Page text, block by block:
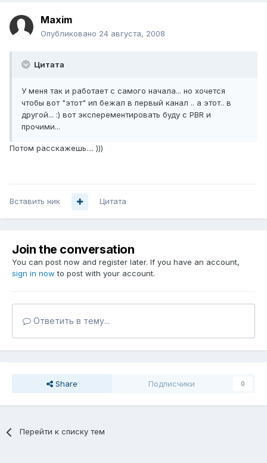
Maxim
Опубликовано 24 августа, 2008
Цитата
У меня так и работает с самого начала... но хочется
чтобы вот "этот" ип бежал в первый канал .. а этот.. в
другой... :) вот эксперементировать буду с PBR и
прочими...
Потом расскажешь.... )))
Вставить ник Цитата
Join the conversation
You can post now and register later. If you have an account,
sign in now to post with your account.
Ответить в тему...
Share Подписчики 0
Перейти к списку тем